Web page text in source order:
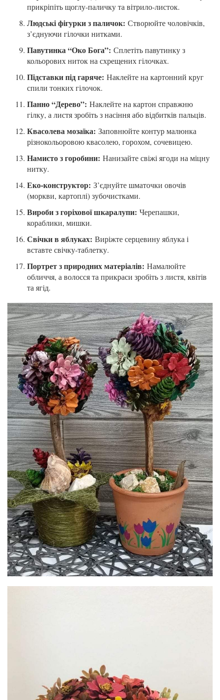
прикріпіть щоглу-паличку та вітрило-листок.
Людські фігурки з паличок: Створюйте чоловічків,
з’єднуючи гілочки нитками.
Павутинка “Око Бога”: Сплетіть павутинку з
кольорових ниток на схрещених гілочках.
Підставки під гаряче: Наклейте на картонний круг
спили тонких гілочок.
Панно “Дерево”: Наклейте на картон справжню
гілку, а листя зробіть з насіння або відбитків пальців.
Квасолева мозаїка: Заповнюйте контур малюнка
різнокольоровою квасолею, горохом, сочевицею.
Намисто з горобини: Нанизайте свіжі ягоди на міцну
нитку.
Еко-конструктор: З’єднуйте шматочки овочів
(моркви, картоплі) зубочистками.
Вироби з горіхової шкаралупи: Черепашки,
кораблики, мишки.
Свічки в яблуках: Виріжте серцевину яблука і
вставте свічку-таблетку.
Портрет з природних матеріалів: Намалюйте
обличчя, а волосся та прикраси зробіть з листя, квітів
та ягід.